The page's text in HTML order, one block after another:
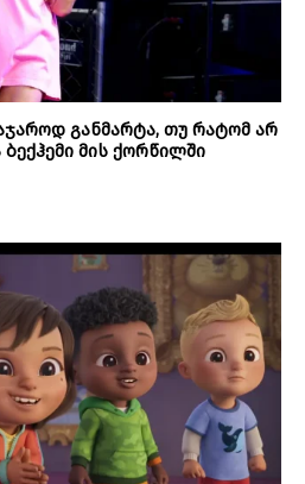
განმარტა, თუ რატომ არ
მის ქორწილში